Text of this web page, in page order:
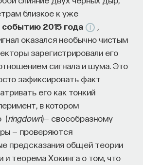
близкое к уже
2015 года
оказался необычно чистым
зарегистрировали его
сигнала и шума. Это
зафиксировать факт
его как тонкий
в котором
(ringdown)— своеобразному
— проверяются
предсказания общей теории
и теорема Хокинга о том, что